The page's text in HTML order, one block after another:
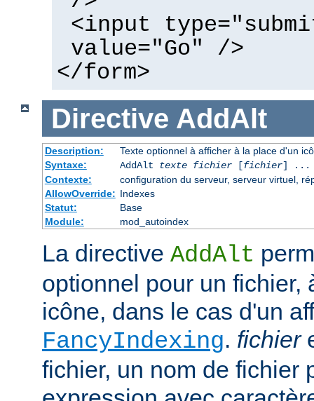
<input
value="Go" />
</form>
Directive AddAlt
Description:
Texte optionnel à afficher à la place d'un
Syntaxe:
AddAlt texte fichier[fichier] ...
Contexte:
configuration du serveur, serveur virtuel,
AllowOverride: Indexes
Statut:
Base
Module:
mod_autoindex
La directive AddAlt
optionnel pour un fichier,
icône, dans le cas d'un
FancyIndexing. fichier
fichier, un nom de fichier